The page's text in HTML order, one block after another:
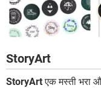
StoryArt
StoryArtएक मस्ती भरा